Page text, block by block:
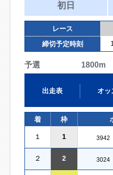
初日
レース
締切予定時刻
予選 1800m
出走表 オッ
着 枠
１ 1 3942
２ 2 3024